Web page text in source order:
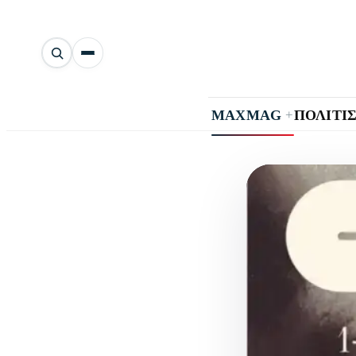
Αναζήτηση
άρθρων
MAXMAG +